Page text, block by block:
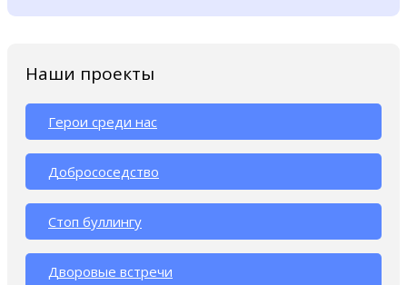
Наши проекты
Герои среди нас
Добрососедство
Стоп буллингу
Дворовые встречи